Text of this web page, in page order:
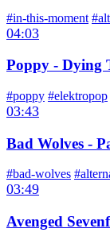
#in-this-moment
04:03
Poppy - Dying
#poppy #elektropop
03:43
Bad Wolves -
#bad-wolves
03:49
Avenged